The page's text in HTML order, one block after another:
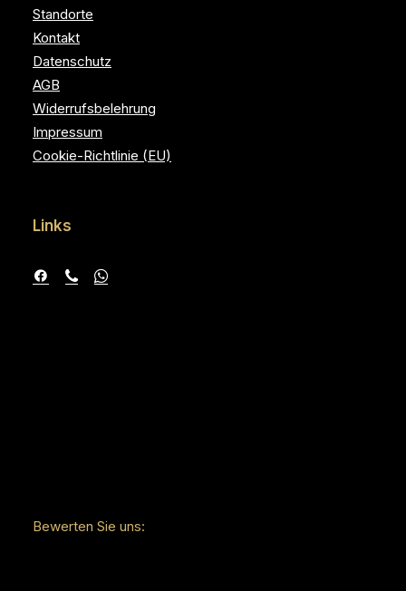
Standorte
Kontakt
Datenschutz
AGB
Widerrufsbelehrung
Impressum
Cookie-Richtlinie (EU)
Links
Bewerten Sie uns: